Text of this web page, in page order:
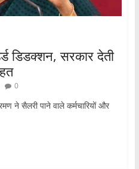
डिडक्शन, सरकार देती
0
ने सैलरी पाने वाले कर्मचारियों और